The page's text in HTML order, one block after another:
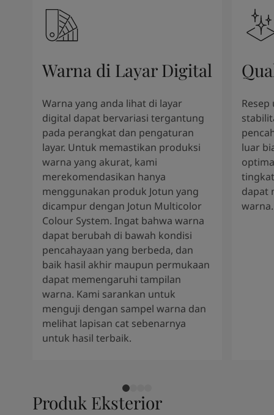
Warna di Layar Digital
Warna yang anda lihat di layar
digital dapat bervariasi tergantung
pada perangkat dan pengaturan
layar. Untuk memastikan produksi
warna yang akurat, kami
merekomendasikan hanya
menggunakan produk Jotun yang
dicampur dengan Jotun Multicolor
Colour System. Ingat bahwa warna
dapat berubah di bawah kondisi
pencahayaan yang berbeda, dan
baik hasil akhir maupun permukaan
dapat memengaruhi tampilan
warna. Kami sarankan untuk
menguji dengan sampel warna dan
melihat lapisan cat sebenarnya
untuk hasil terbaik.
luar
dapat
warna.
Produk Eksterior